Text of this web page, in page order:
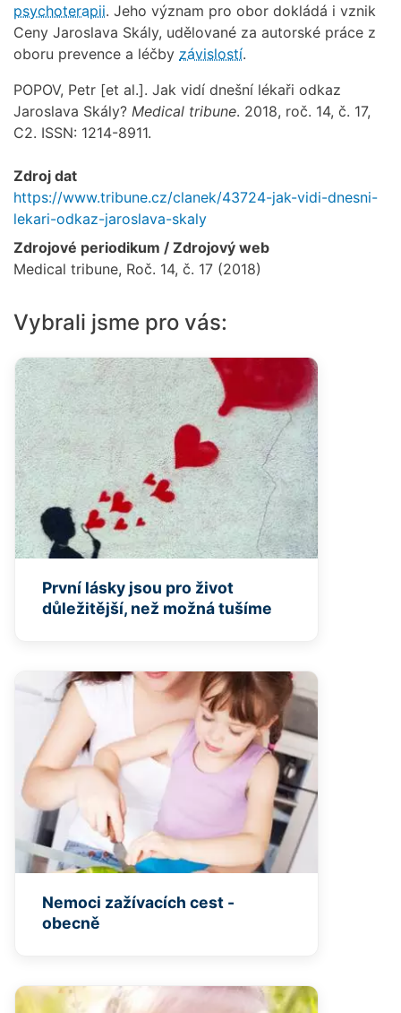
psychoterapii. Jeho význam pro obor dokládá i vznik
Ceny Jaroslava Skály, udělované za autorské práce z
oboru prevence a léčby závislostí.
POPOV, Petr [et al.]. Jak vidí dnešní lékaři odkaz
Jaroslava Skály? Medical tribune. 2018, roč. 14, č. 17,
C2. ISSN: 1214-8911.
Zdroj dat
https://www.tribune.cz/clanek/43724-jak-vidi-dnesni-
lekari-odkaz-jaroslava-skaly
Zdrojové periodikum / Zdrojový web
Medical tribune, Roč. 14, č. 17 (2018)
Vybrali jsme pro vás:
První lásky jsou pro život
důležitější, než možná tušíme
Nemoci zažívacích cest -
obecně